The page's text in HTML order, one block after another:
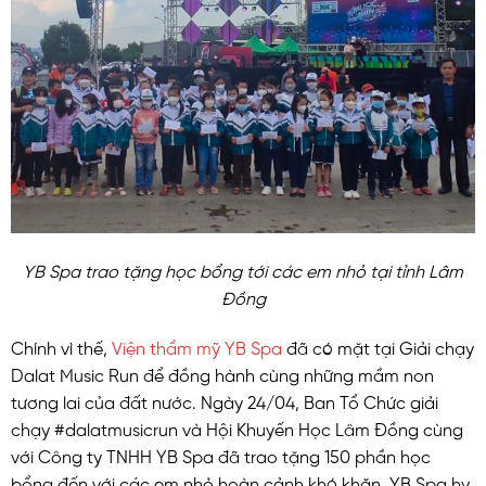
YB Spa trao tặng học bổng tới các em nhỏ tại tỉnh Lâm
Đồng
Chính vì thế, Viện thẩm mỹ YB Spa đã có mặt tại Giải chạy
Dalat Music Run để đồng hành cùng những mầm non
tương lai của đất nước. Ngày 24/04, Ban Tổ Chức giải
chạy #dalatmusicrun và Hội Khuyến Học Lâm Đồng cùng
với Công ty TNHH YB Spa đã trao tặng 150 phần học
bổng đến với các em nhỏ hoàn cảnh khó khăn. YB Spa hy